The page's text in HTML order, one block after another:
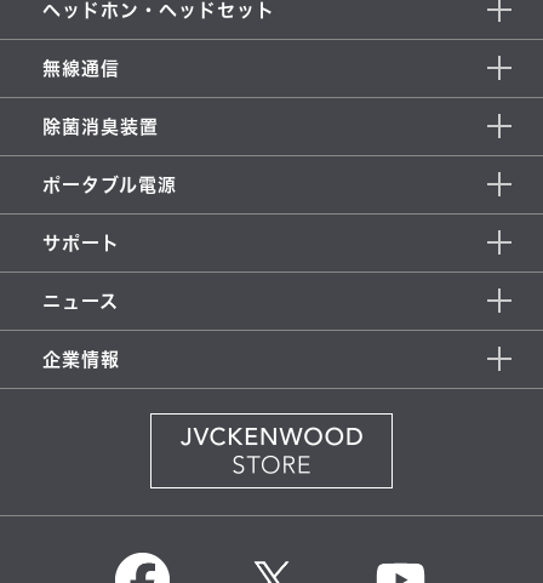
ヘッドホン・ヘッドセット
無線通信
除菌消臭装置
ポータブル電源
サポート
ニュース
企業情報